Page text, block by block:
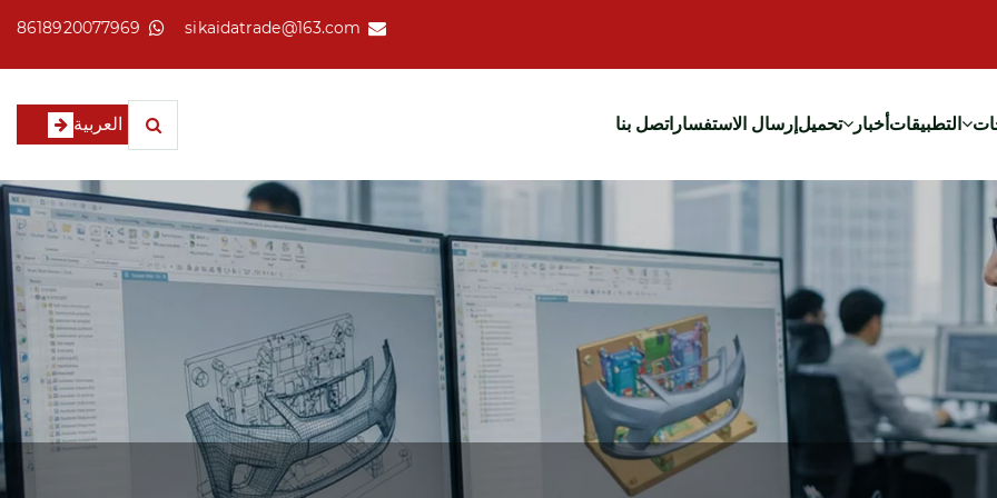
sikaidatrade@163.com
8618920077969
التطبيقاتأخبار تحميلإرسال الاستفسار اتصل بنا العربية